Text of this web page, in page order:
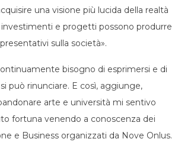
una visione più lucida della realtà
e progetti possono produrre
sulla società».
bisogno di esprimersi e di
può rinunciare. E così, aggiunge,
arte e università mi sentivo
fortuna venendo a conoscenza dei
e Business organizzati da Nove Onlus.